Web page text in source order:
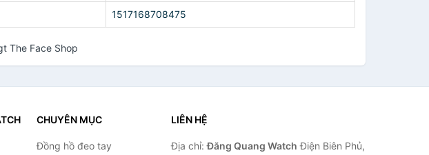
1517168708475
The Face Shop
CHUYÊN MỤC
Đồng hồ đeo tay
LIÊN HỆ
Địa chỉ:Đăng Quang Watch Điện Biên Phủ,